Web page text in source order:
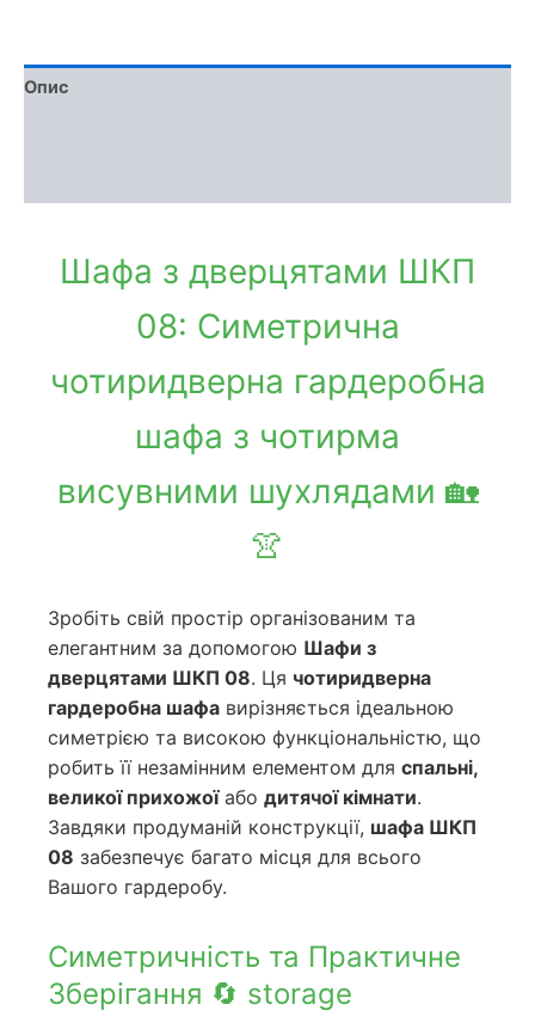
Опис
Шафа з дверцятами ШКП
08: Симетрична
чотиридверна гардеробна
шафа з чотирма
висувними шухлядами 🏡
👚
Зробіть свій простір організованим та
елегантним за допомогою Шафи з
дверцятами ШКП 08. Ця чотиридверна
гардеробна шафа вирізняється ідеальною
симетрією та високою функціональністю, що
робить її незамінним елементом для спальні,
великої прихожоїабо дитячої кімнати.
Завдяки продуманій конструкції, шафа ШКП
08 забезпечує багато місця для всього
Вашого гардеробу.
Симетричність та Практичне
Зберігання 🔄 storage